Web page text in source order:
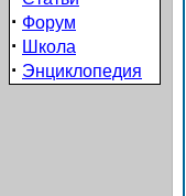
· Форум
· Школа
· Энциклопедия